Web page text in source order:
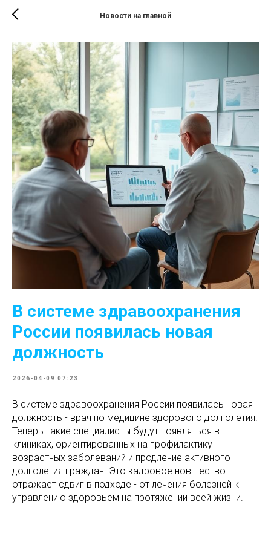
Новости на главной
В системе здравоохранения
России появилась новая
должность
2026-04-09 07:23
В системе здравоохранения России появилась новая
должность - врач по медицине здорового долголетия.
Теперь такие специалисты будут появляться в
клиниках, ориентированных на профилактику
возрастных заболеваний и продление активного
долголетия граждан. Это кадровое новшество
отражает сдвиг в подходе - от лечения болезней к
управлению здоровьем на протяжении всей жизни.